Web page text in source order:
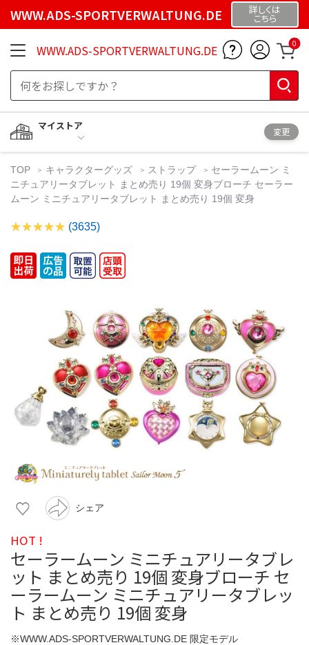
WWW.ADS-SPORTVERWALTUNG.DE 詳しくは
こちら
WWW.ADS-SPORTVERWALTUNG.DE 0
マイストア
変更
TOP キャラクターグッズ ストラップ
セーラームーン ミ
ニチュアリータブレット まとめ売り 19個 変身ブローチ セーラー
ムーン ミニチュアリータブレット まとめ売り 19個 変身
(3635)
シェア
HOT !
セーラームーン ミニチュアリータブレ
ット まとめ売り 19個 変身ブローチ セ
ーラームーン ミニチュアリータブレッ
ト まとめ売り 19個 変身
※WWW.ADS-SPORTVERWALTUNG.DE 限定モデル